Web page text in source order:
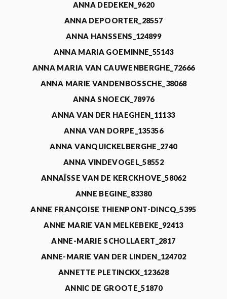
ANNA DEDEKEN_9620
ANNA DEPOORTER_28557
ANNA HANSSENS_124899
ANNA MARIA GOEMINNE_55143
ANNA MARIA VAN CAUWENBERGHE_72666
ANNA MARIE VANDENBOSSCHE_38068
ANNA SNOECK_78976
ANNA VAN DER HAEGHEN_11133
ANNA VAN DORPE_135356
ANNA VANQUICKELBERGHE_2740
ANNA VINDEVOGEL_58552
ANNAÏSSE VAN DE KERCKHOVE_58062
ANNE BEGINE_83380
ANNE FRANÇOISE THIENPONT-DINCQ_5395
ANNE MARIE VAN MELKEBEKE_92413
ANNE-MARIE SCHOLLAERT_2817
ANNE-MARIE VAN DER LINDEN_124702
ANNETTE PLETINCKX_123628
ANNIC DE GROOTE_51870